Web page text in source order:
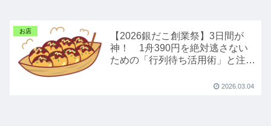
お店
【2026銀だこ創業祭】3日間が
神！ 1舟390円を絶対逃さない
ための「行列待ち活用術」と注意
2026.03.04